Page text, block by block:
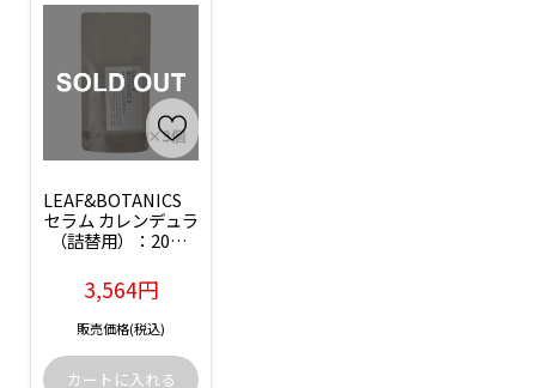
LEAF&BOTANICS
セラム カレンデュラ
（詰替用）：20ml
3,564円
販売価格(税込)